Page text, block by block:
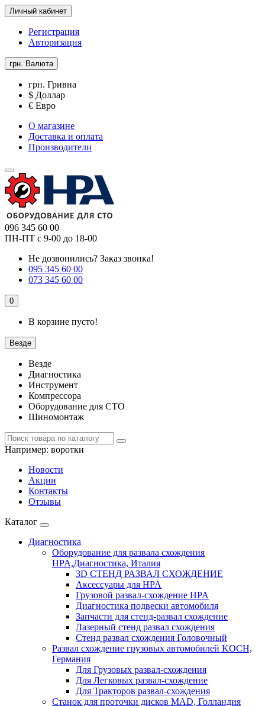
Личный кабинет
Регистрация
Авторизация
грн. Валюта
грн. Гривна
$ Доллар
€ Евро
О магазине
Доставка и оплата
Производители
096 345 60 00
ПН-ПТ с 9-00 до 18-00
Не дозвонились? Заказ звонка!
095 345 60 00
073 345 60 00
0
В корзине пусто!
Везде
Везде
Диагностика
Инструмент
Компрессора
Оборудование для СТО
Шиномонтаж
Например: воротки
Новости
Акции
Контакты
Отзывы
Каталог
Диагностика
Оборудование для развала схождения
HPA,Диагностика, Италия
3D СТЕНД РАЗВАЛ СХОЖДЕНИЕ
Аксессуары для HPA
Грузовой развал-схождение HPA
Диагностика подвески автомобиля
Запчасти для стенд-развал схождение
Лазерный стенд развал схождения
Стенд развал схождения Головочный
Развал схождение грузовых автомобилей KOCH,
Германия
Для Грузовых развал-схождения
Для Легковых развал-схождение
Для Тракторов развал-схождения
Станок для проточки дисков MAD, Голландия